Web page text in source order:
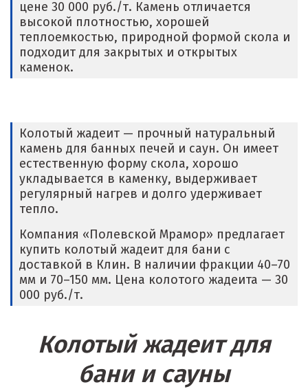
цене 30 000 руб./т. Камень отличается
высокой плотностью, хорошей
теплоемкостью, природной формой скола и
подходит для закрытых и открытых
каменок.
Колотый жадеит — прочный натуральный
камень для банных печей и саун. Он имеет
естественную форму скола, хорошо
укладывается в каменку, выдерживает
регулярный нагрев и долго удерживает
тепло.
Компания «Полевской Мрамор» предлагает
купить колотый жадеит для бани с
доставкой в Клин. В наличии фракции 40–70
мм и 70–150 мм. Цена колотого жадеита — 30
000 руб./т.
Колотый жадеит для
бани и сауны